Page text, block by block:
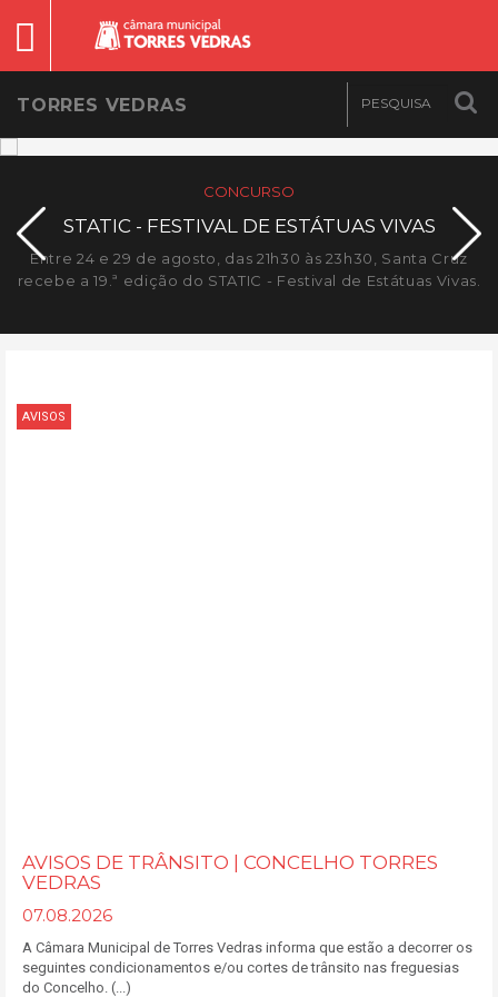
TORRES VEDRAS
Cruz
Vivas.
VINHOS A.GOSTO
De 17 a 21 de agosto, a partir das 17h15, a Praça
convida-o a desfrutar de um agradável final
AVISOS
AVISOS DE TRÂNSITO | CONCELHO TORRES
VEDRAS
07.08.2026
A Câmara Municipal de Torres Vedras informa que estão a decorrer os
seguintes condicionamentos e/ou cortes de trânsito nas freguesias
do Concelho. (...)